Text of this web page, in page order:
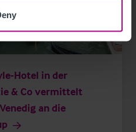
Hotel in der
& Co vermittelt
an die